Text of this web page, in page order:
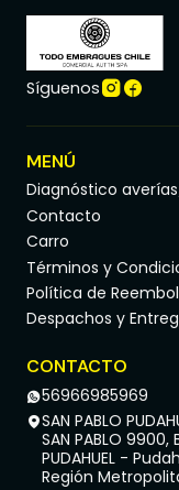
Síguenos
MENÚ
Diagnóstico
Contacto
Carro
Términos y
Política de
Despachos y
CONTACTO
56966985969
SAN PABLO
SAN PABLO 9900,
PUDAHUEL -
Región